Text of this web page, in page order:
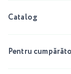
Catalog
Pentru